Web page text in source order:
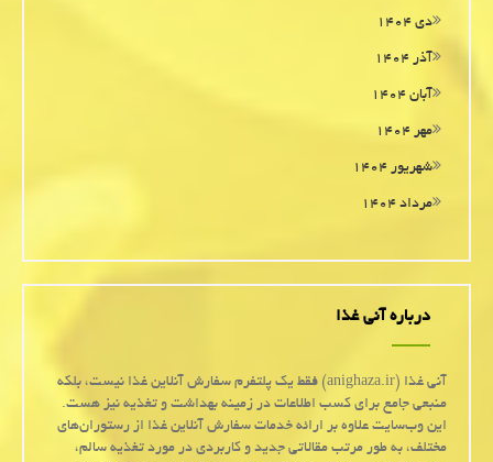
دی ۱۴۰۴
آذر ۱۴۰۴
آبان ۱۴۰۴
مهر ۱۴۰۴
شهریور ۱۴۰۴
مرداد ۱۴۰۴
درباره آنی غذا
آنی غذا (anighaza.ir) فقط یک پلتفرم سفارش آنلاین غذا نیست، بلکه
منبعی جامع برای کسب اطلاعات در زمینه بهداشت و تغذیه نیز هست.
این وب‌سایت علاوه بر ارائه خدمات سفارش آنلاین غذا از رستوران‌های
مختلف، به طور مرتب مقالاتی جدید و کاربردی در مورد تغذیه سالم،